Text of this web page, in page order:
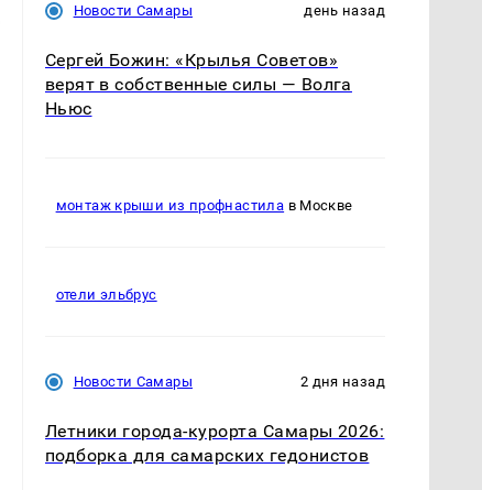
Новости Самары день назад
Сергей Божин: «Крылья Советов»
верят в собственные силы — Волга
Ньюс
монтаж крыши из профнастила в Москве
отели эльбрус
Новости Самары 2 дня назад
Летники города-курорта Самары 2026:
подборка для самарских гедонистов